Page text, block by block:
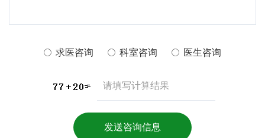
求医咨询 科室咨询 医生咨询